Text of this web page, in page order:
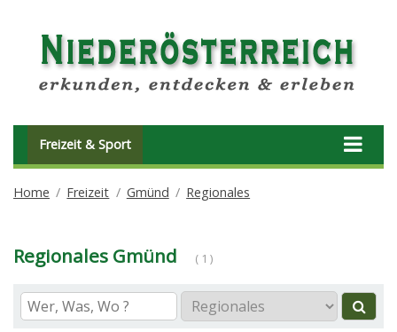
Freizeit & Sport
Home Freizeit Gmünd Regionales
Regionales Gmünd ( 1 )